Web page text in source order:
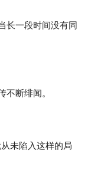
长一段时间没有同
不断绯闻。
未陷入这样的局